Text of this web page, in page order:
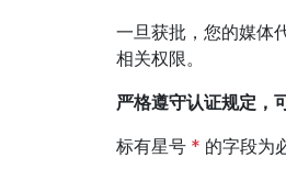
一旦获批，您的媒体
相关权限。
严格遵守认证规定，
标有星号 * 的字段为